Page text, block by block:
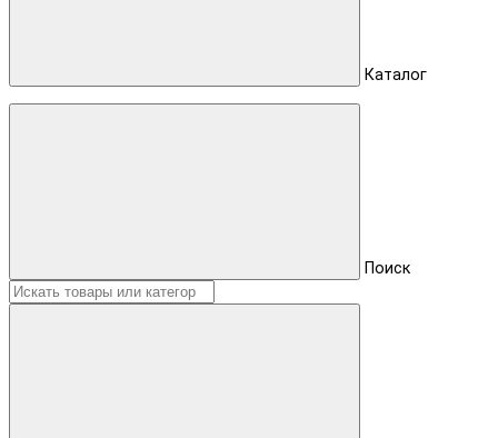
Каталог
Поиск